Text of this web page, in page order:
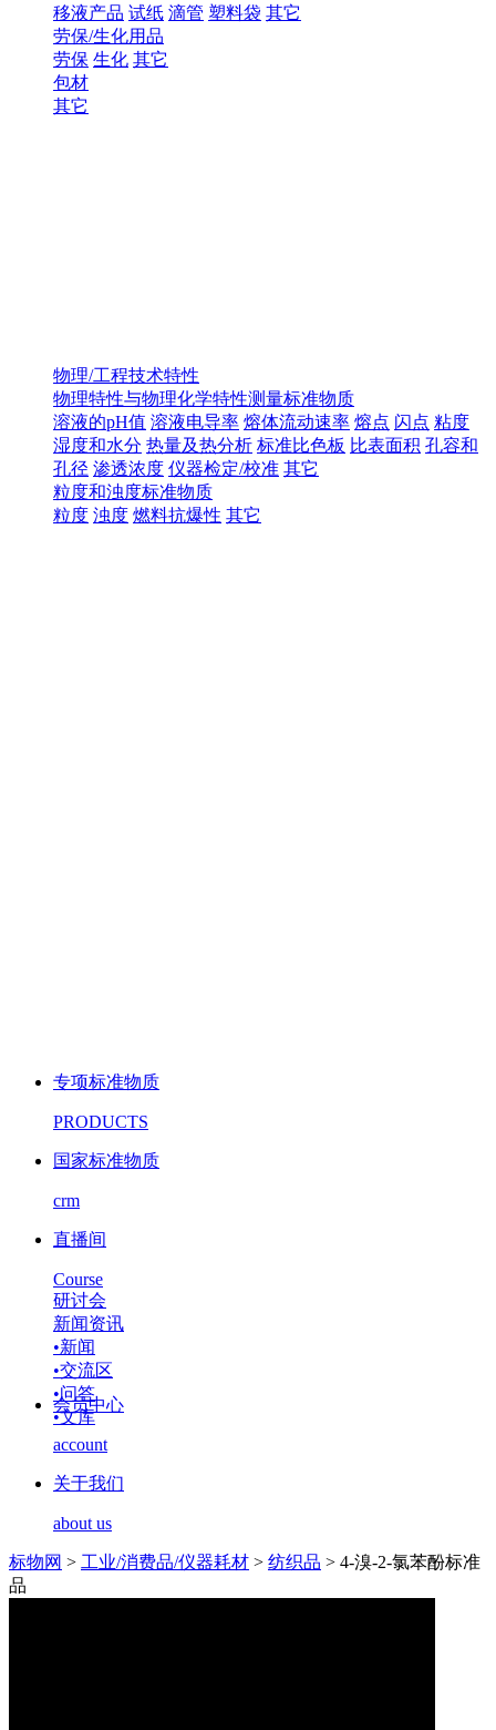
移液产品 试纸 滴管 塑料袋 其它
劳保/生化用品
劳保 生化 其它
包材
其它
物理/工程技术特性
物理特性与物理化学特性测量标准物质
溶液的pH值 溶液电导率 熔体流动速率 熔点 闪点 粘度
湿度和水分 热量及热分析 标准比色板 比表面积 孔容和
孔径 渗透浓度 仪器检定/校准 其它
粒度和浊度标准物质
粒度 浊度 燃料抗爆性 其它
专项标准物质
PRODUCTS
国家标准物质
crm
直播间
Course
研讨会
新闻资讯
•新闻
•交流区
•问答
•文库
会员中心
account
关于我们
about us
标物网 > 工业/消费品/仪器耗材 > 纺织品 > 4-溴-2-氯苯酚标准
品